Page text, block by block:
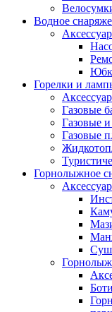
Водное
Горелки и
Газовые
Газовые
Газовые
Горнолыжное